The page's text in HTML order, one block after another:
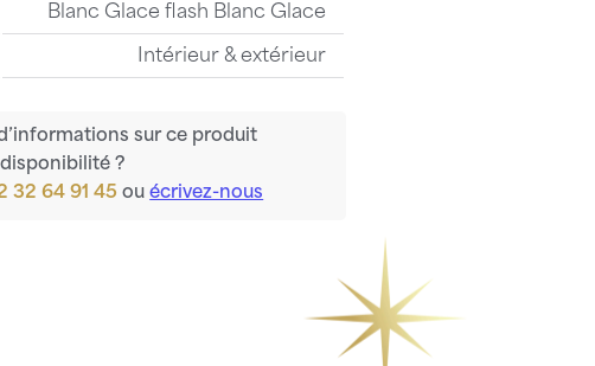
Blanc Glace flash Blanc Glace
Intérieur & extérieur
sur ce produit
?
32 64 91 45 ouécrivez-nous